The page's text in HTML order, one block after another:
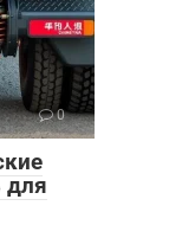
0
для